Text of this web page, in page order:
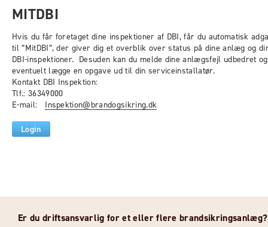
MITDBI
Hvis du får foretaget dine inspektioner af DBI, får du automatisk
til ”MitDBI”, der giver dig et overblik over status på dine anlæg og
DBI-inspektioner. Desuden kan du melde dine anlægsfejl udbedret og
eventuelt lægge en opgave ud til din serviceinstallatør.
Kontakt DBI Inspektion:
Tlf.: 36349000
E-mail: Inspektion@brandogsikring.dk
Login
Er du driftsansvarlig for et eller flere brandsikringsanlæg?